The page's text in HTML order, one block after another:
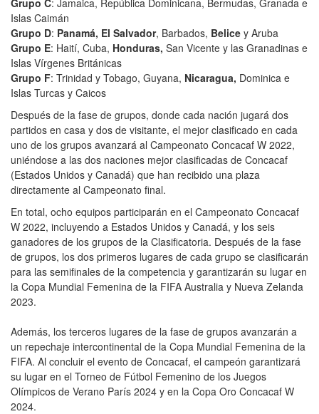
Islas Caimán
Grupo D: Panamá, El Salvador, Barbados, Belice y Aruba
Grupo E: Haití, Cuba, Honduras, San Vicente y las Granadinas e
Islas Vírgenes Británicas
Grupo F: Trinidad y Tobago, Guyana, Nicaragua, Dominica e
Islas Turcas y Caicos
Después de la fase de grupos, donde cada nación jugará dos
partidos en casa y dos de visitante, el mejor clasificado en cada
uno de los grupos avanzará al Campeonato Concacaf W 2022,
uniéndose a las dos naciones mejor clasificadas de Concacaf
(Estados Unidos y Canadá) que han recibido una plaza
directamente al Campeonato final.
En total, ocho equipos participarán en el Campeonato Concacaf
W 2022, incluyendo a Estados Unidos y Canadá, y los seis
ganadores de los grupos de la Clasificatoria. Después de la fase
de grupos, los dos primeros lugares de cada grupo se clasificarán
para las semifinales de la competencia y garantizarán su lugar en
la Copa Mundial Femenina de la FIFA Australia y Nueva Zelanda
2023.
Además, los terceros lugares de la fase de grupos avanzarán a
un repechaje intercontinental de la Copa Mundial Femenina de la
FIFA. Al concluir el evento de Concacaf, el campeón garantizará
su lugar en el Torneo de Fútbol Femenino de los Juegos
Olímpicos de Verano París 2024 y en la Copa Oro Concacaf W
2024.